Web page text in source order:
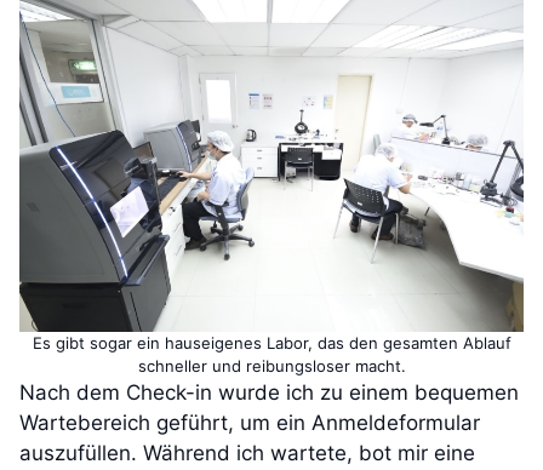
Es gibt sogar ein hauseigenes Labor, das den gesamten Ablauf
schneller und reibungsloser macht.
Nach dem Check-in wurde ich zu einem bequemen
Wartebereich geführt, um ein Anmeldeformular
auszufüllen. Während ich wartete, bot mir eine